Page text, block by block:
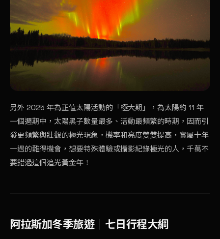
另外 2025 年為正值太陽活動的「極大期」，為太陽約 11 年
一個週期中，太陽黑子數量最多、活動最頻繁的時期，因而引
發更頻繁與壯觀的極光現象，機率和亮度雙雙提高，實屬十年
一遇的難得機會，想要特殊體驗或攝影紀錄極光的人，千萬不
要錯過這個追光黃金年！
阿拉斯加冬季旅遊｜七日行程大綱